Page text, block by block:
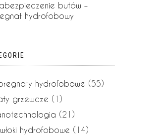
butów –
hydrofobowy
hydrofobowe (55)
grzewcze (1)
(21)
hydrofobowe (14)